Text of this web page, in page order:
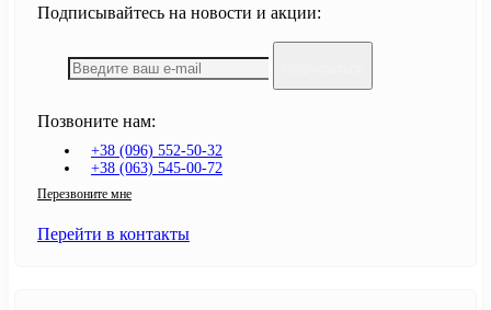
Подписывайтесь на новости и акции:
Позвоните нам:
+38 (096) 552-50-32
+38 (063) 545-00-72
Перезвоните мне
Перейти в контакты